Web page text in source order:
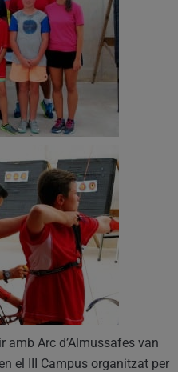
amb Arc d’Almussafes van
el III Campus organitzat per